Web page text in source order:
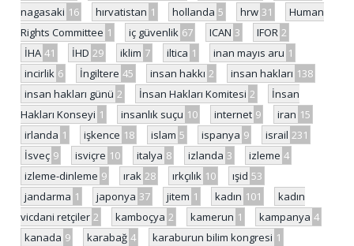
nagasaki 16 hırvatistan 1 hollanda 5 hrw 31
Human
Rights Committee 1 iç güvenlik 67 ICAN 3 IFOR 2
İHA 41 İHD 29 iklim 7 iltica 1 inan mayıs aru 1
incirlik 6 İngiltere 45 insan hakkı 2 insan hakları 138
insan hakları günü 2 İnsan Hakları Komitesi 2
İnsan
Hakları Konseyi 1 insanlık suçu 10 internet 9 iran 15
irlanda 1 işkence 18 islam 5 ispanya 9 israil 231
İsveç 9 isviçre 10 italya 8 izlanda 3 izleme 4
izleme-dinleme 9 ırak 28 ırkçılık 10 ışid 53
jandarma 1 japonya 37 jitem 1 kadın 101
kadın
vicdani retçiler 2 kamboçya 2 kamerun 1 kampanya 4
kanada 9 karabağ 4 karaburun bilim kongresi 1